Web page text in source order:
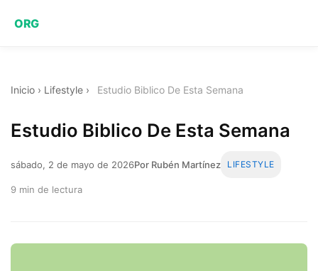
ORG
Inicio › Lifestyle › Estudio Biblico De Esta Semana
Estudio Biblico De Esta Semana
sábado, 2 de mayo de 2026Por Rubén Martínez LIFESTYLE
9 min de lectura